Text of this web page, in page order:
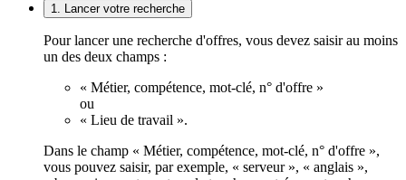
1. Lancer votre recherche
Pour lancer une recherche d'offres, vous devez saisir au moins
un des deux champs :
« Métier, compétence, mot-clé, n° d'offre »
ou
« Lieu de travail ».
Dans le champ « Métier, compétence, mot-clé, n° d'offre »,
vous pouvez saisir, par exemple, « serveur », « anglais »,